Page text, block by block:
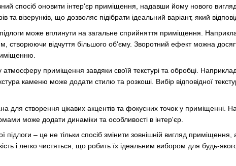
спосіб оновити інтер'єр приміщення, надавши йому нового
та візерунків, що дозволяє підібрати ідеальний варіант, який
підлоги може вплинути на загальне сприйняття приміщення.
створюючи відчуття більшого об'єму. Зворотний ефект можна
атмосферу приміщення завдяки своїй текстурі та обробці.
каменю може додати стилю та розкоші. Вибір відповідної
для створення цікавих акцентів та фокусних точок у приміщенні.
може додати динаміки та особливості в інтер'єр.
підлоги – це не тільки спосіб змінити зовнішній вигляд
і легко чистяться, що робить їх ідеальним вибором для будь-